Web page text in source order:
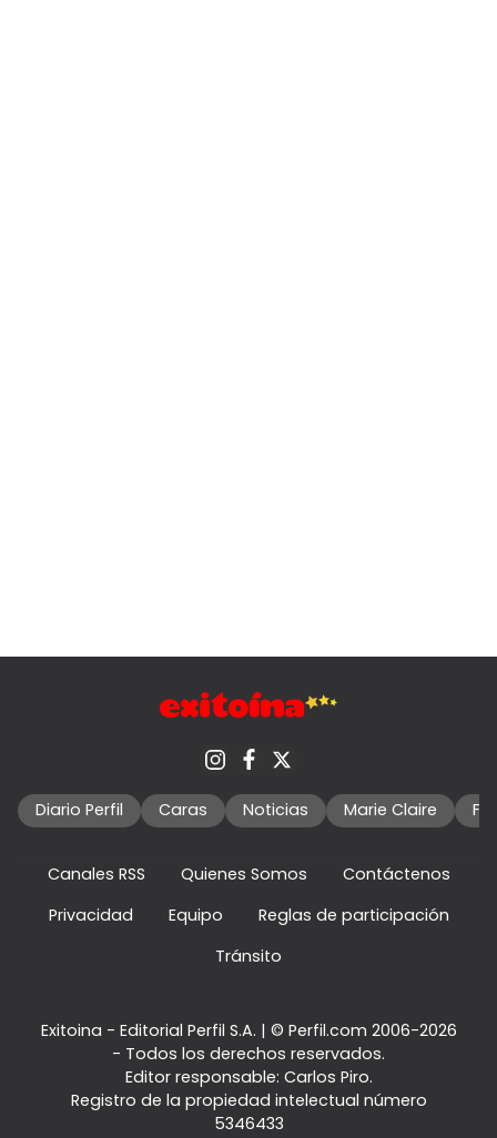
Diario Perfil Caras Noticias Marie Claire
Canales RSS Quienes Somos
Contáctenos
Privacidad
Equipo
Reglas de participación
Tránsito
Exitoina - Editorial Perfil S.A. | © Perfil.com 2006-2026
- Todos los derechos reservados.
Editor responsable: Carlos Piro.
Registro de la propiedad intelectual número
5346433